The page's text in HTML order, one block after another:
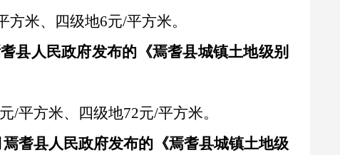
米、四级地6元/平方米。
县人民政府发布的《焉耆县城镇土地级别
/平方米、四级地72元/平方米。
耆县人民政府发布的《焉耆县城镇土地级